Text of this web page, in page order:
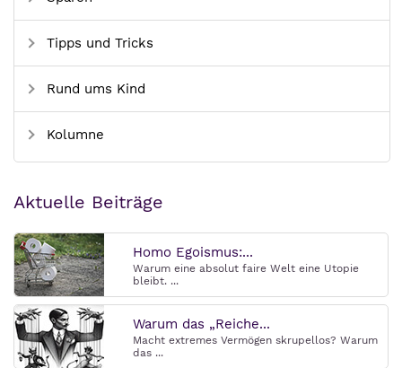
Tipps und Tricks
Rund ums Kind
Kolumne
Aktuelle Beiträge
Homo Egoismus:...
Warum eine absolut faire Welt eine Utopie
bleibt. ...
Warum das „Reiche...
Macht extremes Vermögen skrupellos? Warum
das ...